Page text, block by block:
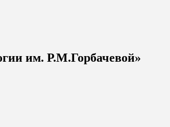
им. Р.М.Горбачевой»